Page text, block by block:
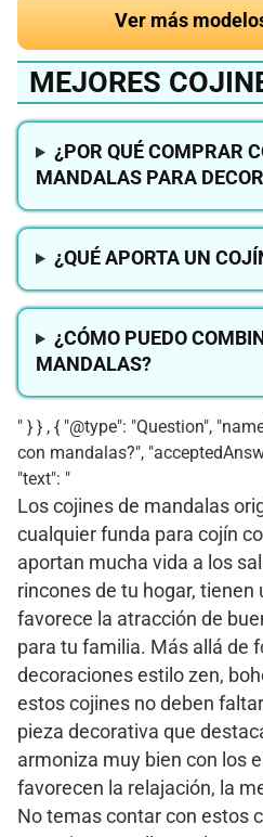
Ver más
MEJORES
¿POR QUÉ COMPRAR
MANDALAS PARA
¿QUÉ APORTA UN
¿CÓMO PUEDO
MANDALAS?
" } } , { "@type": "Question",
con mandalas?",
"text": "
Los cojines de mandalas
cualquier funda para cojín
aportan mucha vida a los
rincones de tu hogar,
favorece la atracción de
para tu familia. Más allá de
decoraciones estilo zen,
estos cojines no deben
pieza decorativa que
armoniza muy bien con los
favorecen la relajación, la
No temas contar con estos